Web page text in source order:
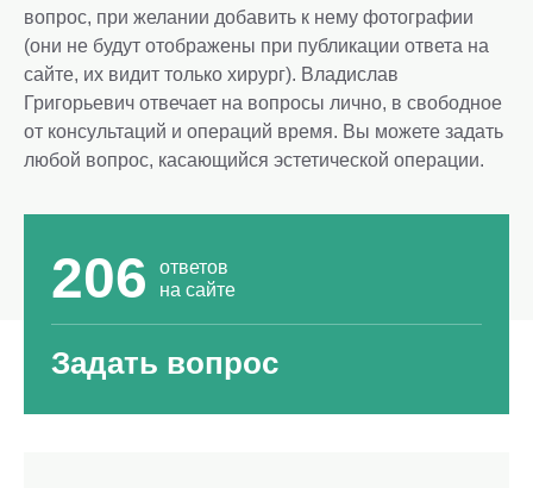
вопрос, при желании добавить к нему фотографии
(они не будут отображены при публикации ответа на
сайте, их видит только хирург). Владислав
Григорьевич отвечает на вопросы лично, в свободное
от консультаций и операций время. Вы можете задать
любой вопрос, касающийся эстетической операции.
206
ответов
на сайте
Задать вопрос